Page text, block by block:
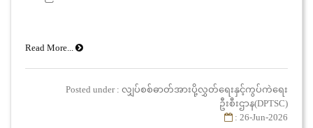
Read More...
Posted under : လျှပ်စစ်ဓာတ်အားပို့လွှတ်ရေးနှင့်ကွပ်ကဲရေး
ဦးစီးဌာန(DPTSC)
: 26-Jun-2026